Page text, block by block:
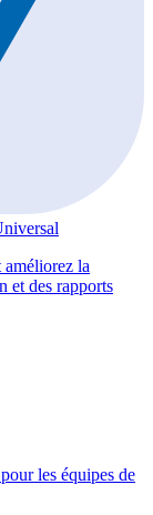
la
et des rapports
les équipes de